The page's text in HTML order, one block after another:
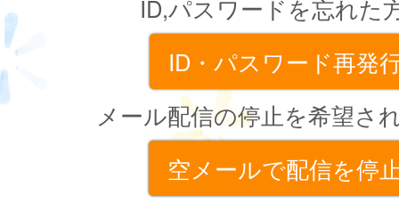
ID,パスワードを忘れた
ID・パスワード再発
メール配信の停止を希望さ
空メールで配信を停